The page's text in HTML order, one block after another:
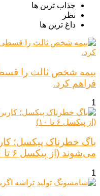
جذاب ترین ها
نظر
داغ ترین ها
بیمه شخص ثالث را
فراهم کرد.
1
می‌شوند (از پیکسل ۶ تا ۱۰)
1